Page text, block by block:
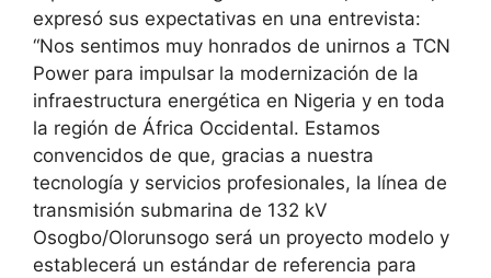
expresó sus expectativas en una entrevista:
“Nos sentimos muy honrados de unirnos a TCN
Power para impulsar la modernización de la
infraestructura energética en Nigeria y en toda
la región de África Occidental. Estamos
convencidos de que, gracias a nuestra
tecnología y servicios profesionales, la línea de
transmisión submarina de 132 kV
Osogbo/Olorunsogo será un proyecto modelo y
establecerá un estándar de referencia para